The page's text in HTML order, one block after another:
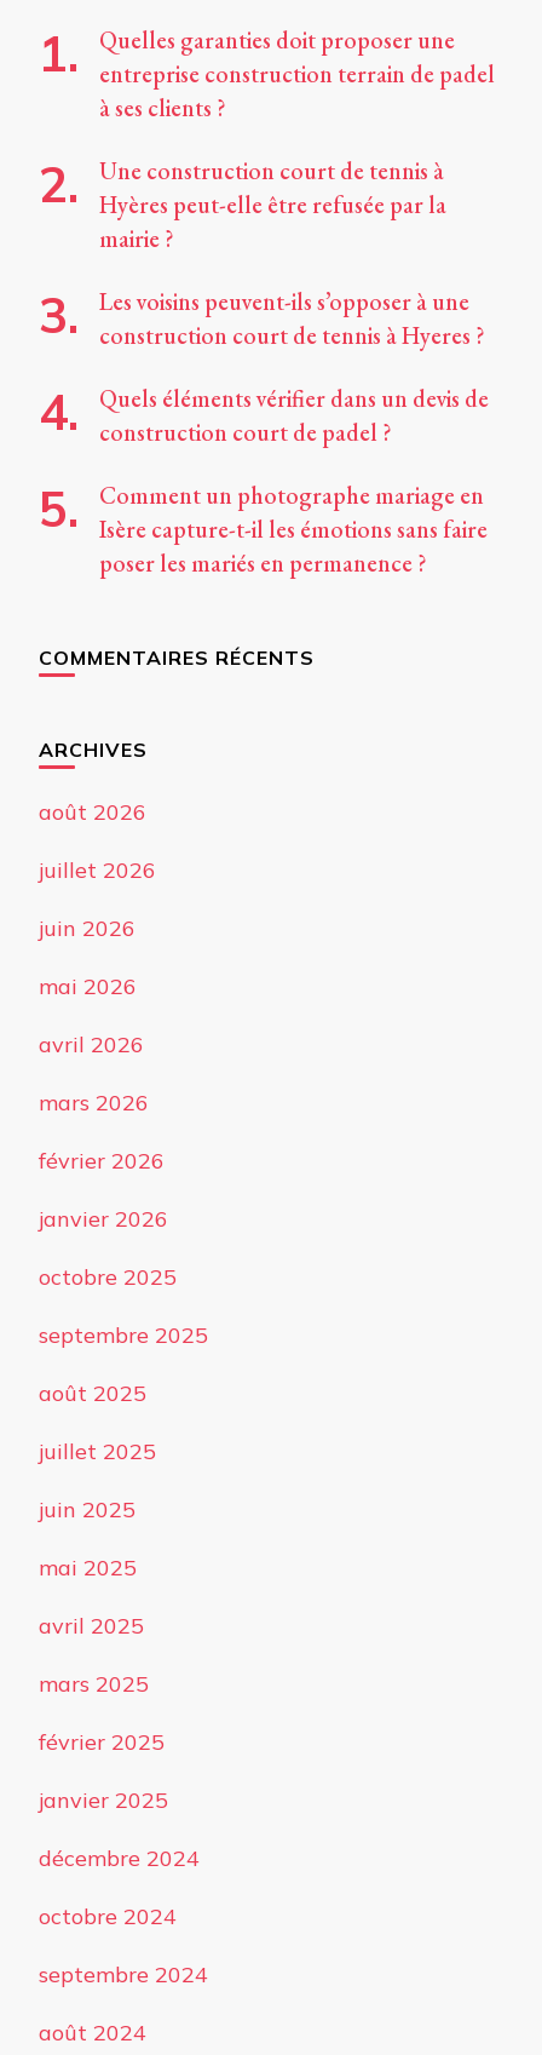
Quelles garanties doit proposer une
entreprise construction terrain de padel
à ses clients ?
Une construction court de tennis à
Hyères peut-elle être refusée par la
mairie ?
Les voisins peuvent-ils s’opposer à une
construction court de tennis à Hyeres ?
Quels éléments vérifier dans un devis de
construction court de padel ?
Comment un photographe mariage en
Isère capture-t-il les émotions sans faire
poser les mariés en permanence ?
COMMENTAIRES RÉCENTS
ARCHIVES
août 2026
juillet 2026
juin 2026
mai 2026
avril 2026
mars 2026
février 2026
janvier 2026
octobre 2025
septembre 2025
août 2025
juillet 2025
juin 2025
mai 2025
avril 2025
mars 2025
février 2025
janvier 2025
décembre 2024
octobre 2024
septembre 2024
août 2024